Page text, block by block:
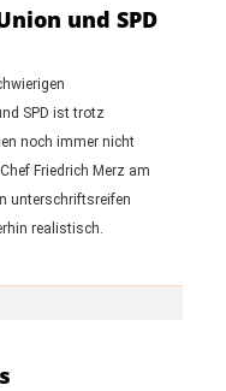
und SPD
SPD ist trotz
noch immer nicht
Friedrich Merz am
unterschriftsreifen
realistisch.